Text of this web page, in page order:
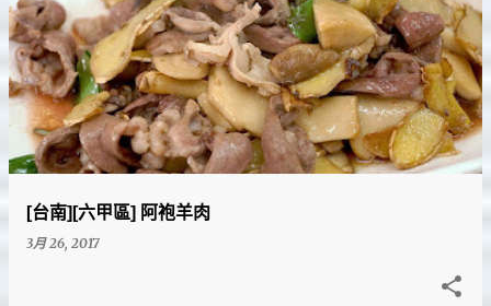
[台南][六甲區] 阿袍羊肉
3月 26, 2017